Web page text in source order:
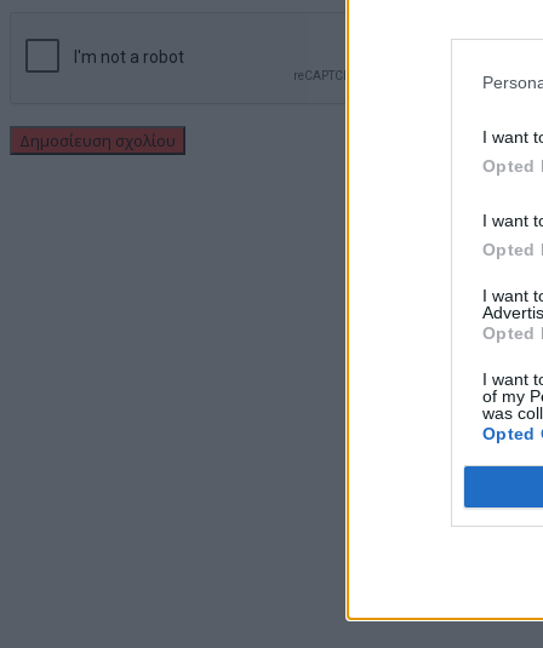
I want
Opted
I want
Opted
I want
Opted
I want
of my
was
Opted